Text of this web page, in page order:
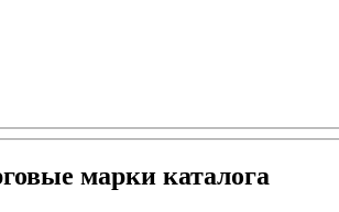
марки каталога